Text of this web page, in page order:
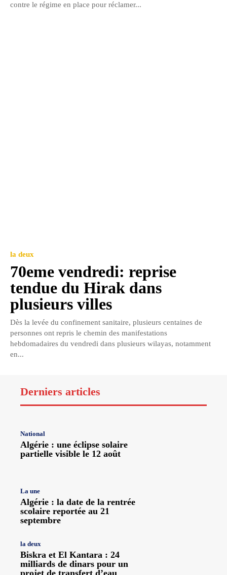
contre le régime en place pour réclamer...
la deux
70eme vendredi: reprise
tendue du Hirak dans
plusieurs villes
Dès la levée du confinement sanitaire, plusieurs centaines de
personnes ont repris le chemin des manifestations
hebdomadaires du vendredi dans plusieurs wilayas, notamment
en...
Derniers articles
National
Algérie : une éclipse solaire
partielle visible le 12 août
La une
Algérie : la date de la rentrée
scolaire reportée au 21
septembre
la deux
Biskra et El Kantara : 24
milliards de dinars pour un